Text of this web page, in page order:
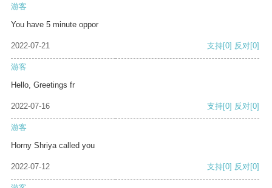
游客
You have 5 minute oppor
2022-07-21 支持[0] 反对[0]
游客
Hello, Greetings fr
2022-07-16 支持[0] 反对[0]
游客
Horny Shriya called you
2022-07-12 支持[0] 反对[0]